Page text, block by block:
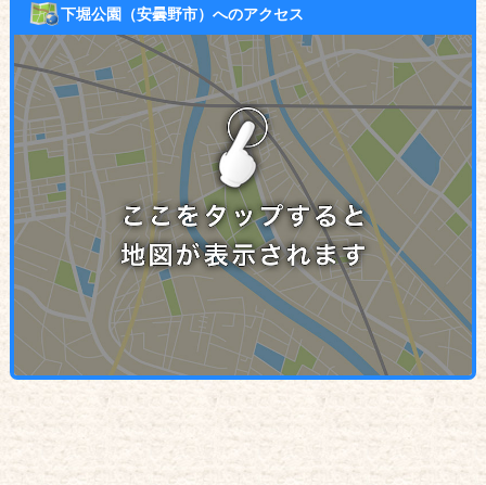
下堀公園（安曇野市）へのアクセス